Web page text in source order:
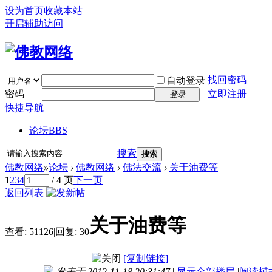
设为首页收藏本站
开启辅助访问
自动登录 找回密码
密码
登录
立即注册
快捷导航
论坛BBS
搜索 搜索
佛教网络»论坛 › 佛教网络 › 佛法交流 › 关于油费等
1234 / 4 页下一页
返回列表
查看: 51126|回复: 30关于油费等
[复制链接]